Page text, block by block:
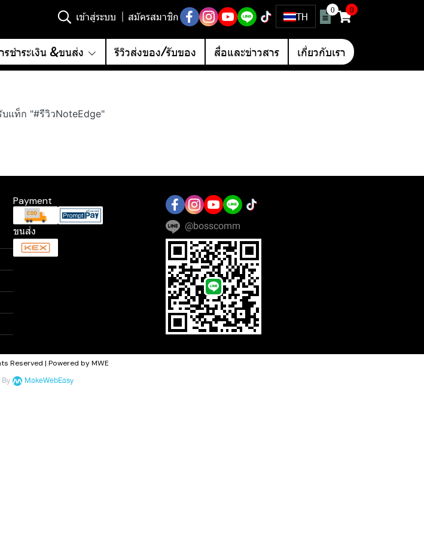
เข้าสู่ระบบ สมัครสมาชิก TH
0 0
ชำระเงิน &ขนส่ง รีวิวส่งของ/รับของ สื่อและข่าวสาร เกี่ยวกับเรา
แท็ก "#รีวิวNoteEdge"
Payment
ขนส่ง @bosscomm
Reserved | Powered by MWE
MakeWebEasy